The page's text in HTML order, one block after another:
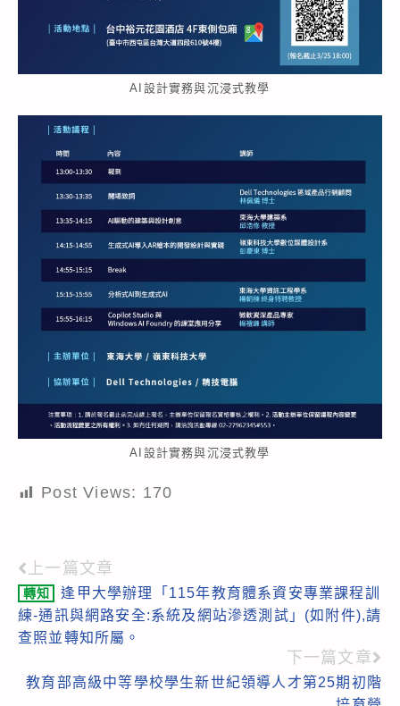
AI設計實務與沉浸式教學
AI設計實務與沉浸式教學
Post Views: 170
Read
more
articles
上一篇文章
轉知
逢甲大學辦理「115年教育體系資安專業課程訓
練-通訊與網路安全:系統及網站滲透測試」(如附件),請
查照並轉知所屬。
下一篇文章
教育部高級中等學校學生新世紀領導人才第25期初階